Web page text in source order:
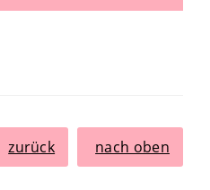
zurück nach oben